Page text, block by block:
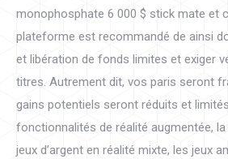
monophosphate 6 000 $ stick mate et
plateforme est recommandé de ainsi
et libération de fonds limites et exiger
titres. Autrement dit, vos paris seront
gains potentiels seront réduits et
fonctionnalités de réalité augmentée,
jeux d’argent en réalité mixte, les jeux